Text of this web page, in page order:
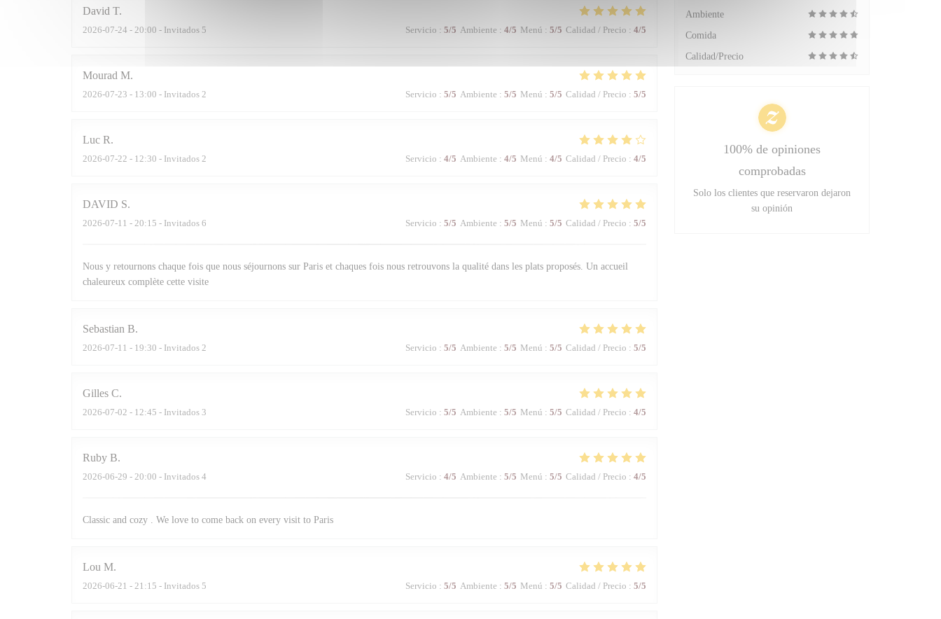
David T
2026-07-24 - 20:00 - Invitados 5 Servicio : 5/5 Ambiente : 4/5 Menú : 5/5 Calidad / Precio : 4/5
Mourad M
2026-07-23 - 13:00 - Invitados 2 Servicio : 5/5 Ambiente : 5/5 Menú : 5/5 Calidad / Precio : 5/5
Luc R
2026-07-22 - 12:30 - Invitados 2 Servicio : 4/5 Ambiente : 4/5 Menú : 4/5 Calidad / Precio : 4/5
DAVID S
2026-07-11 - 20:15 - Invitados 6 Servicio : 5/5 Ambiente : 5/5 Menú : 5/5 Calidad / Precio : 5/5
Nous y retournons chaque fois que nous séjournons sur Paris et chaques fois nous retrouvons la qualité dans les plats proposés. Un accueil
chaleureux complète cette visite
Sebastian B
2026-07-11 - 19:30 - Invitados 2 Servicio : 5/5 Ambiente : 5/5 Menú : 5/5 Calidad / Precio : 5/5
Gilles C
2026-07-02 - 12:45 - Invitados 3 Servicio : 5/5 Ambiente : 5/5 Menú : 5/5 Calidad / Precio : 4/5
Ruby B
2026-06-29 - 20:00 - Invitados 4 Servicio : 4/5 Ambiente : 5/5 Menú : 5/5 Calidad / Precio : 4/5
Classic and cozy . We love to come back on every visit to Paris
Lou M
2026-06-21 - 21:15 - Invitados 5 Servicio : 5/5 Ambiente : 5/5 Menú : 5/5 Calidad / Precio : 5/5
Ambiente
Comida
Calidad/Precio
100% de opiniones
comprobadas
Solo los clientes que reservaron dejaron
su opinión